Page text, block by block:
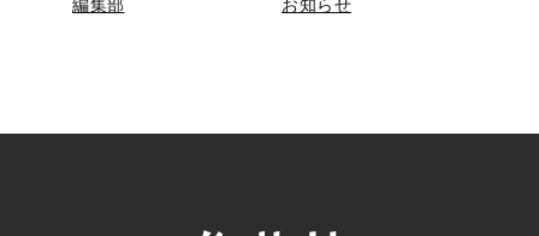
編集部 お知らせ